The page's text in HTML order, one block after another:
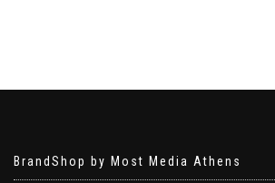
BrandShop by Most Media Athens